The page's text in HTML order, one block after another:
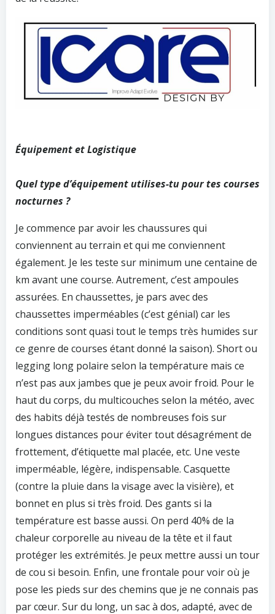
Équipement et Logistique
Quel type d’équipement utilises-tu pour tes courses
nocturnes ?
Je commence par avoir les chaussures qui
conviennent au terrain et qui me conviennent
également. Je les teste sur minimum une centaine de
km avant une course. Autrement, c’est ampoules
assurées. En chaussettes, je pars avec des
chaussettes imperméables (c’est génial) car les
conditions sont quasi tout le temps très humides sur
ce genre de courses étant donné la saison). Short ou
legging long polaire selon la température mais ce
n’est pas aux jambes que je peux avoir froid. Pour le
haut du corps, du multicouches selon la météo, avec
des habits déjà testés de nombreuses fois sur
longues distances pour éviter tout désagrément de
frottement, d’étiquette mal placée, etc. Une veste
imperméable, légère, indispensable. Casquette
(contre la pluie dans la visage avec la visière), et
bonnet en plus si très froid. Des gants si la
température est basse aussi. On perd 40% de la
chaleur corporelle au niveau de la tête et il faut
protéger les extrémités. Je peux mettre aussi un tour
de cou si besoin. Enfin, une frontale pour voir où je
pose les pieds sur des chemins que je ne connais pas
par cœur. Sur du long, un sac à dos, adapté, avec de